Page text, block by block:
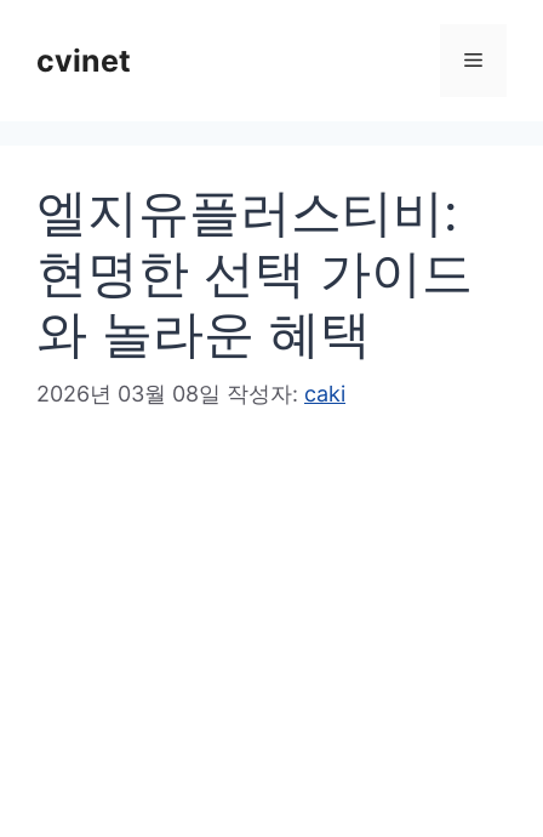
cvinet 메
엘지유플러스티비:
현명한 선택 가이드
와 놀라운 혜택
2026년 03월 08일 작성자: caki